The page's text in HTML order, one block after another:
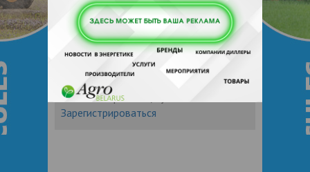
Отзывы
Чтобы оставить комментарий или
выставить рейтинг, нужно
Зарегистрироваться